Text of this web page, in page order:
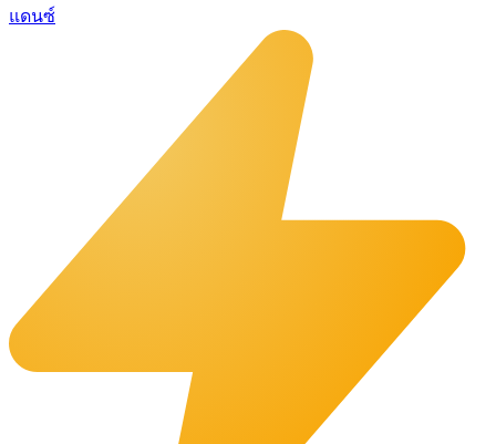
แดนซ์